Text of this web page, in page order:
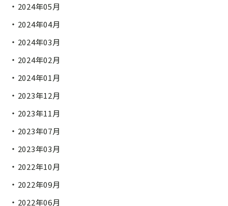
2024年05月
2024年04月
2024年03月
2024年02月
2024年01月
2023年12月
2023年11月
2023年07月
2023年03月
2022年10月
2022年09月
2022年06月